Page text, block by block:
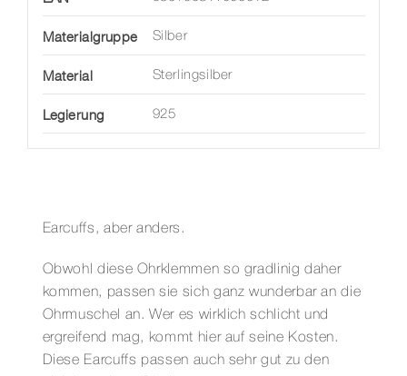
Materialgruppe Silber
Material Sterlingsilber
Legierung 925
Earcuffs, aber anders.
Obwohl diese Ohrklemmen so gradlinig daher
kommen, passen sie sich ganz wunderbar an die
Ohrmuschel an. Wer es wirklich schlicht und
ergreifend mag, kommt hier auf seine Kosten.
Diese Earcuffs passen auch sehr gut zu den